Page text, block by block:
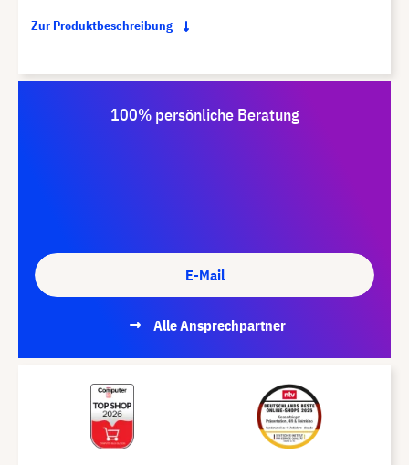
Zur Produktbeschreibung
100% persönliche Beratung
E-Mail
Alle Ansprechpartner